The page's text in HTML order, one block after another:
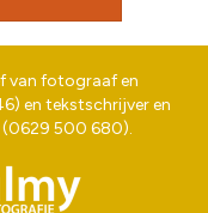
van fotograaf en
) en tekstschrijver en
(0629 500 680).